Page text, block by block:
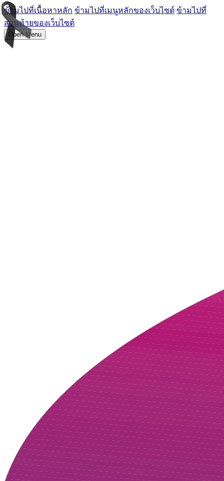
ข้ามไปที่เนื้อหาหลัก ข้ามไปที่เมนูหลักของเว็บไซต์ ข้ามไปที่
ส่วนท้ายของเว็บไซต์
Open Menu